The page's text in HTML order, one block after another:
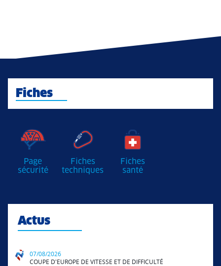
Fiches
Page
sécurité
Fiches
techniques
Fiches
santé
Actus
07/08/2026
COUPE D'EUROPE DE VITESSE ET DE DIFFICULTÉ